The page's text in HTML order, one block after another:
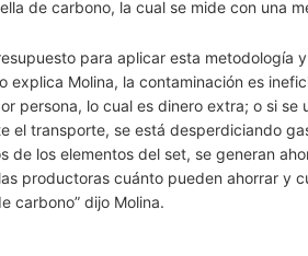
de carbono, la cual se mide con una
para aplicar esta metodología
explica Molina, la contaminación es
persona, lo cual es dinero extra; o si se
el transporte, se está desperdiciando
de los elementos del set, se generan
productoras cuánto pueden ahorrar y
carbono” dijo Molina.